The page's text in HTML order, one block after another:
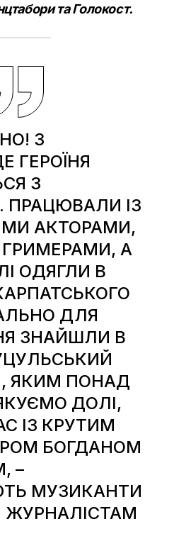
та Голокост.
З
ГЕРОЇНЯ
З
ІЗ
АКТОРАМИ,
А
ОДЯГЛИ В
ДЛЯ
ЗНАЙШЛИ В
ЯКИМ ПОНАД
ДОЛІ,
ІЗ КРУТИМ
БОГДАНОМ
–
МУЗИКАНТИ
ЖУРНАЛІСТАМ